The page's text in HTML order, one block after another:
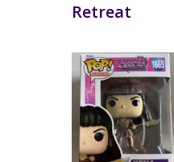
Retreat